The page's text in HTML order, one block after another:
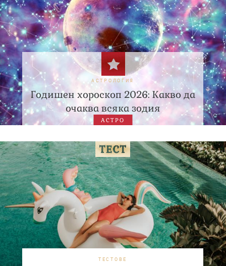
АСТРОЛОГИЯ
Годишен хороскоп 2026: Какво да
очаква всяка зодия
АСТРО
ТЕСТОВЕ